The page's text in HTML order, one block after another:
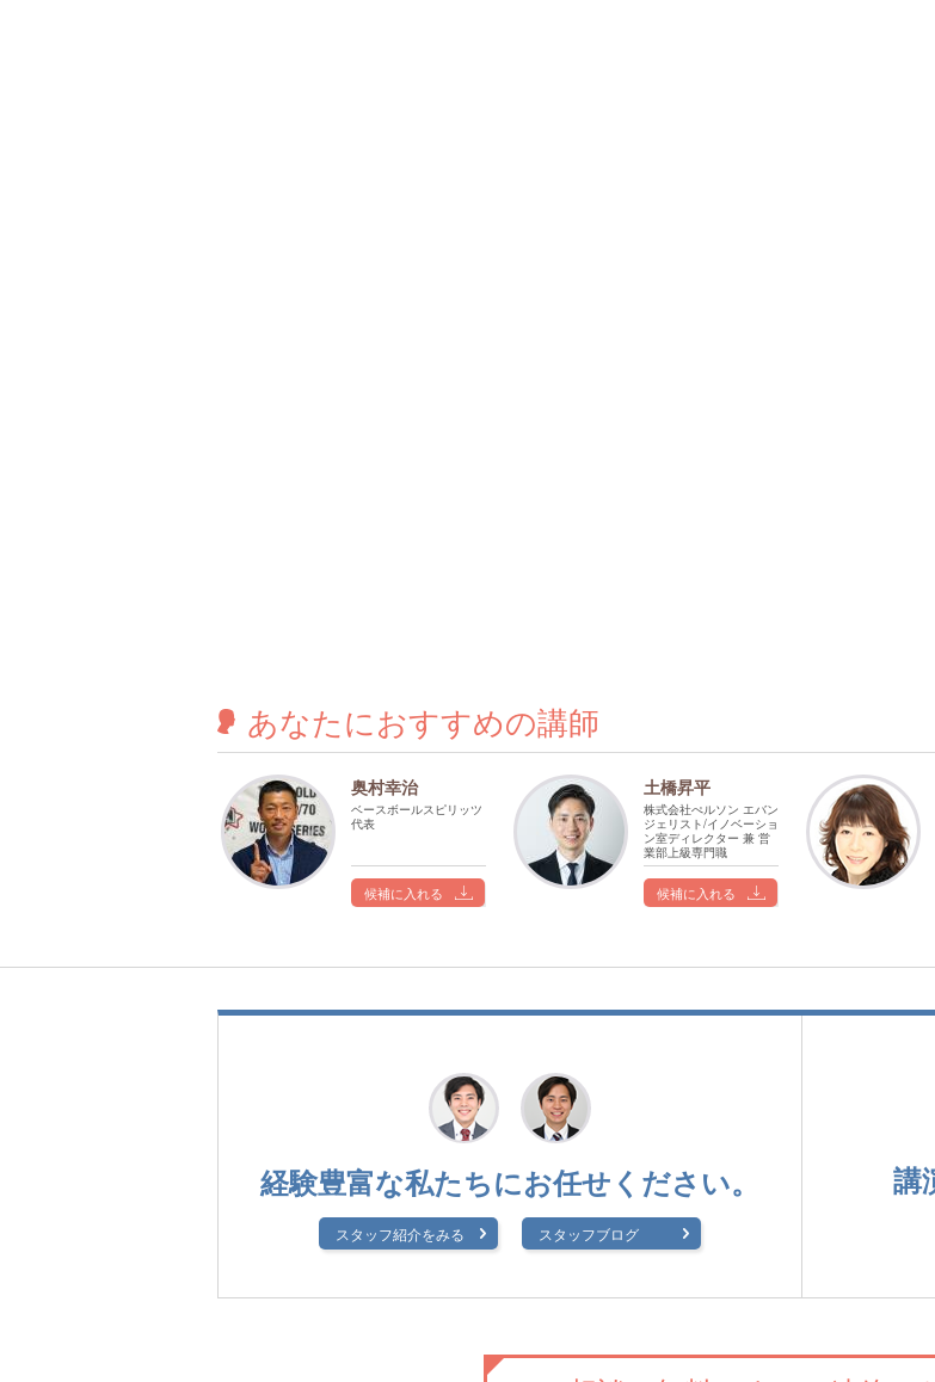
あなたにおすすめの講師
奥村幸治
ベースボールスピリッツ
代表
候補に入れる
土橋昇平
株式会社ぺルソン エバン
ジェリスト/イノベーショ
ン室ディレクター 兼 営
業部上級専門職
候補に入れる
経験豊富な私たちにお任せください。
スタッフ紹介をみる スタッフブログ
講